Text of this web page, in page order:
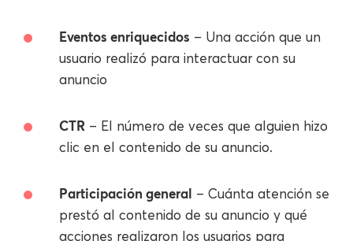
Eventos enriquecidos – Una acción que un
usuario realizó para interactuar con su
anuncio
CTR – El número de veces que alguien hizo
clic en el contenido de su anuncio.
Participación general – Cuánta atención se
prestó al contenido de su anuncio y qué
acciones realizaron los usuarios para